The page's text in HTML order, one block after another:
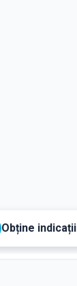
Obține indicații